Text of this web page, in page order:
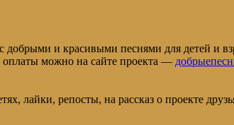
и красивыми песнями для детей и
оплаты можно на сайте проекта —
лайки, репосты, на рассказ о проекте